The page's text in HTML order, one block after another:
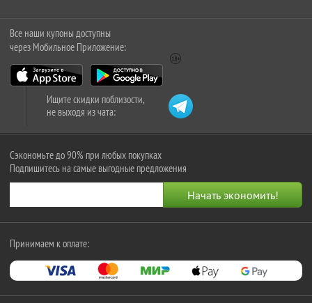
Все наши купоны доступны
через Мобильное Приложение:
Ищите скидки поблизости,
не выходя из чата:
Сэкономьте до 90% при любых покупках
Подпишитесь на самые выгодные предложения
Принимаем к оплате: